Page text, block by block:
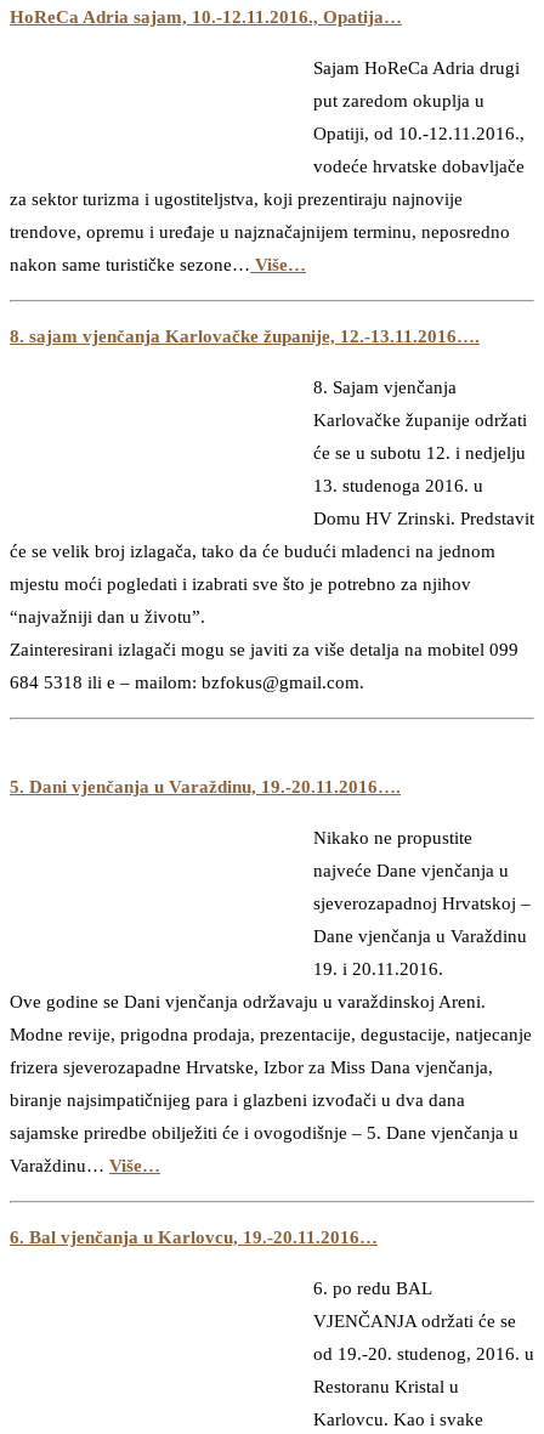
HoReCa Adria sajam, 10.-12.11.2016., Opatija…
Sajam HoReCa Adria drugi
put zaredom okuplja u
Opatiji, od 10.-12.11.2016.,
vodeće hrvatske dobavljače
za sektor turizma i ugostiteljstva, koji prezentiraju najnovije
trendove, opremu i uređaje u najznačajnijem terminu, neposredno
nakon same turističke sezone… Više…
8. sajam vjenčanja Karlovačke županije, 12.-13.11.2016….
8. Sajam vjenčanja
Karlovačke županije održati
će se u subotu 12. i nedjelju
13. studenoga 2016. u
Domu HV Zrinski. Predstavit
će se velik broj izlagača, tako da će budući mladenci na jednom
mjestu moći pogledati i izabrati sve što je potrebno za njihov
“najvažniji dan u životu”.
Zainteresirani izlagači mogu se javiti za više detalja na mobitel 099
684 5318 ili e – mailom: bzfokus@gmail.com.
5. Dani vjenčanja u Varaždinu, 19.-20.11.2016….
Nikako ne propustite
najveće Dane vjenčanja u
sjeverozapadnoj Hrvatskoj –
Dane vjenčanja u Varaždinu
19. i 20.11.2016.
Ove godine se Dani vjenčanja održavaju u varaždinskoj Areni.
Modne revije, prigodna prodaja, prezentacije, degustacije, natjecanje
frizera sjeverozapadne Hrvatske, Izbor za Miss Dana vjenčanja,
biranje najsimpatičnijeg para i glazbeni izvođači u dva dana
sajamske priredbe obilježiti će i ovogodišnje – 5. Dane vjenčanja u
Varaždinu… Više…
6. Bal vjenčanja u Karlovcu, 19.-20.11.2016…
6. po redu BAL
VJENČANJA održati će se
od 19.-20. studenog, 2016. u
Restoranu Kristal u
Karlovcu. Kao i svake